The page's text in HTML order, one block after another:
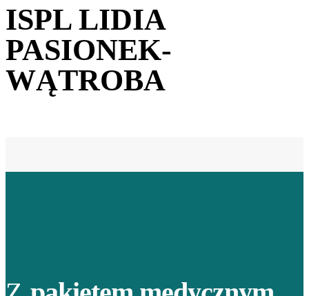
ISPL LIDIA
PASIONEK-
WĄTROBA